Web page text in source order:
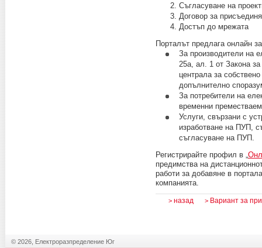
Съгласуване на
Договор за
Достъп до мрежата
Порталът предлага онлайн
За производители на
25а, ал. 1 от Закона
централа за
допълнително
За потребители на
временни
Услуги, свързани с
изработване на ПУП,
съгласуване на ПУП.
Регистрирайте профил в „
предимства на
работи за добавяне в
компанията.
> назад > Вариант за
© 2026, Електроразпределение Юг